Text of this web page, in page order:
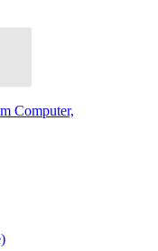
Computer,